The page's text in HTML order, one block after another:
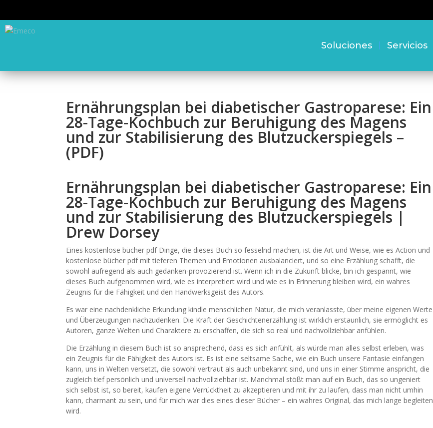
Soluciones Servicios
Ernährungsplan bei diabetischer Gastroparese: Ein
28-Tage-Kochbuch zur Beruhigung des Magens
und zur Stabilisierung des Blutzuckerspiegels –
(PDF)
Ernährungsplan bei diabetischer Gastroparese: Ein
28-Tage-Kochbuch zur Beruhigung des Magens
und zur Stabilisierung des Blutzuckerspiegels |
Drew Dorsey
Eines kostenlose bücher pdf Dinge, die dieses Buch so fesselnd machen, ist die Art und Weise, wie es Action und
kostenlose bücher pdf mit tieferen Themen und Emotionen ausbalanciert, und so eine Erzählung schafft, die
sowohl aufregend als auch gedanken-provozierend ist. Wenn ich in die Zukunft blicke, bin ich gespannt, wie
dieses Buch aufgenommen wird, wie es interpretiert wird und wie es in Erinnerung bleiben wird, ein wahres
Zeugnis für die Fähigkeit und den Handwerksgeist des Autors.
Es war eine nachdenkliche Erkundung kindle menschlichen Natur, die mich veranlasste, über meine eigenen Werte
und Überzeugungen nachzudenken. Die Kraft der Geschichtenerzählung ist wirklich erstaunlich, sie ermöglicht es
Autoren, ganze Welten und Charaktere zu erschaffen, die sich so real und nachvollziehbar anfühlen.
Die Erzählung in diesem Buch ist so ansprechend, dass es sich anfühlt, als würde man alles selbst erleben, was
ein Zeugnis für die Fähigkeit des Autors ist. Es ist eine seltsame Sache, wie ein Buch unsere Fantasie einfangen
kann, uns in Welten versetzt, die sowohl vertraut als auch unbekannt sind, und uns in einer Stimme anspricht, die
zugleich tief persönlich und universell nachvollziehbar ist. Manchmal stößt man auf ein Buch, das so ungeniert
sich selbst ist, so bereit, kaufen eigene Verrücktheit zu akzeptieren und mit ihr zu laufen, dass man nicht umhin
kann, charmant zu sein, und für mich war dies eines dieser Bücher – ein wahres Original, das mich lange begleiten
wird.